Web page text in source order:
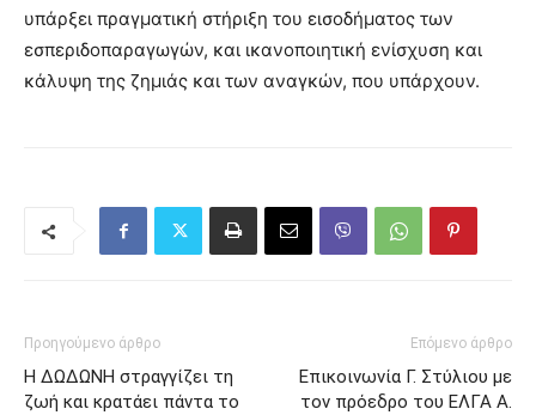
υπάρξει πραγματική στήριξη του εισοδήματος των
εσπεριδοπαραγωγών, και ικανοποιητική ενίσχυση και
κάλυψη της ζημιάς και των αναγκών, που υπάρχουν.
Προηγούμενο άρθρο
Η ΔΩΔΩΝΗ στραγγίζει τη
ζωή και κρατάει πάντα το
Επόμενο άρθρο
Επικοινωνία Γ. Στύλιου με
τον πρόεδρο του ΕΛΓΑ Α.